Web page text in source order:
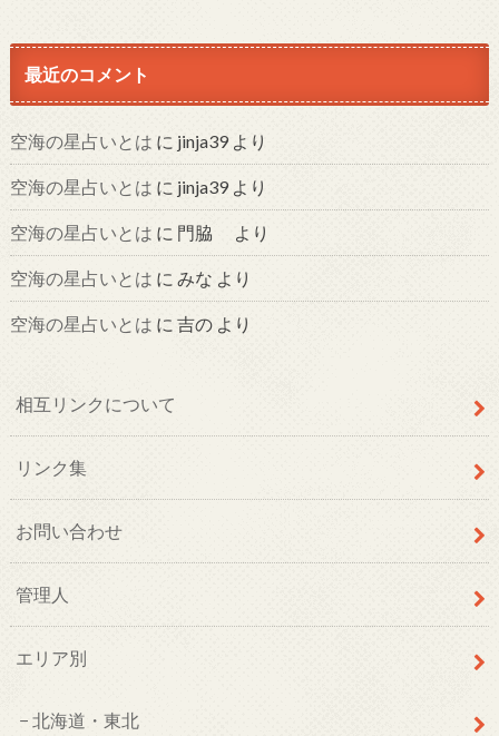
最近のコメント
空海の星占いとは に jinja39より
空海の星占いとは に jinja39より
空海の星占いとは に 門脇 より
空海の星占いとは に みな より
空海の星占いとは に 吉のより
相互リンクについて
リンク集
お問い合わせ
管理人
エリア別
北海道・東北